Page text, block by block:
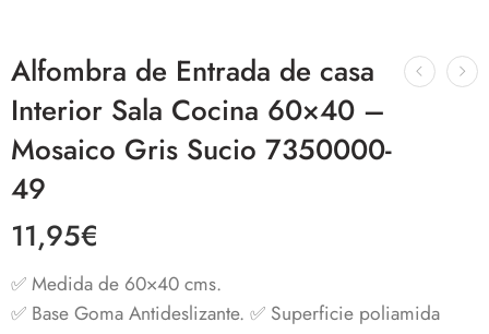
Alfombra de Entrada de casa
Interior Sala Cocina 60×40 –
Mosaico Gris Sucio 7350000-
49
11,95€
✅ Medida de 60×40 cms.
✅ Base Goma Antideslizante. ✅ Superficie poliamida